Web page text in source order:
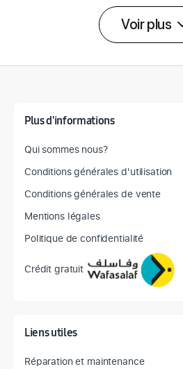
Voir plus
Plus d'informations
Qui sommes nous?
Conditions générales d'utilisation
Conditions générales de vente
Mentions légales
Politique de confidentialité
Crédit gratuit
Liens utiles
Réparation et maintenance